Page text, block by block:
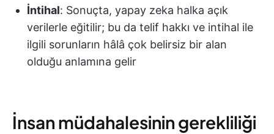
İntihal: Sonuçta, yapay zeka halka açık
verilerle eğitilir; bu da telif hakkı ve intihal ile
ilgili sorunların hâlâ çok belirsiz bir alan
olduğu anlamına gelir
İnsan müdahalesinin gerekliliği